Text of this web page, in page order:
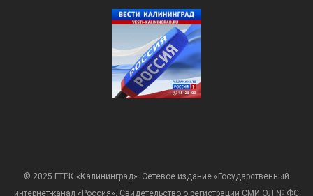
© 2025 ГТРК «Калининград». Сетевое издание «Государственный
интернет-канал «Россия». Свидетельство о регистрации СМИ ЭЛ № ФС